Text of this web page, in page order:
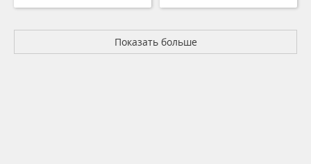
Показать больше